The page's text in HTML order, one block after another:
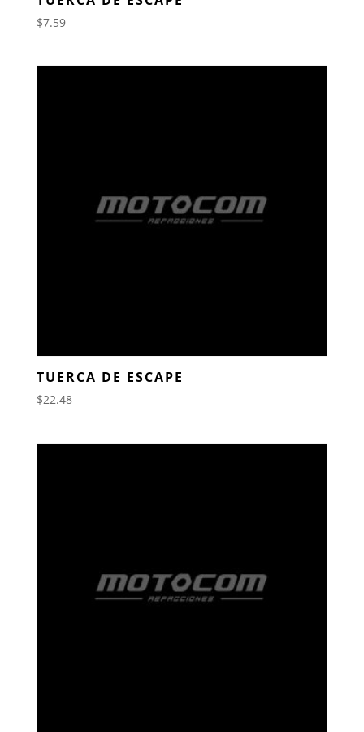
$7.59
TUERCA DE ESCAPE
$22.48